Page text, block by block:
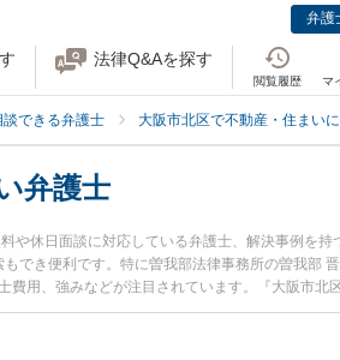
弁護
法律Q&Aを探す
閲覧履歴 マ
できる弁護士 大阪市北区で不動産・住まい
弁護士
や休日面談に対応している弁護士、解決事例を持
でき便利です。特に曽我部法律事務所の曽我部
用、強みなどが注目されています。『大阪市北
側の不動産問題のトラブル解決の実績豊富な近
したい』などでお困りの相談者さんにおすすめで